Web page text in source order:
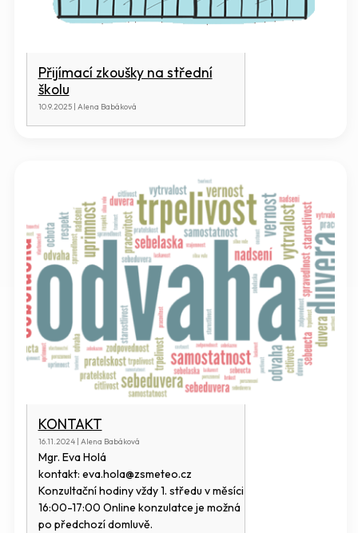
Přijímací zkoušky na střední
školu
10.9.2025 | Alena Babáková
KONTAKT
16.11.2024 | Alena Babáková
Mgr. Eva Holá
kontakt: eva.hola@zsmeteo.cz
Konzultační hodiny vždy 1. středu v měsíci
16:00-17:00 Online konzulatce je možná
po předchozí domluvě.